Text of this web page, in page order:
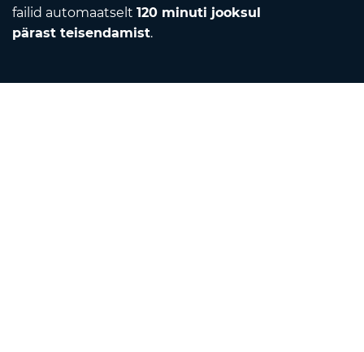
failid automaatselt 120 minuti jooksul
pärast teisendamist.